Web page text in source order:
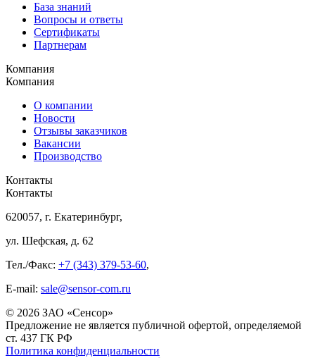
База знаний
Вопросы и ответы
Сертификаты
Партнерам
Компания
Компания
О компании
Новости
Отзывы заказчиков
Вакансии
Производство
Контакты
Контакты
620057, г. Екатеринбург,
ул. Шефская, д. 62
Тел./Факс: +7 (343) 379-53-60,
E-mail: sale@sensor-com.ru
© 2026 ЗАО «Сенсор»
Предложение не является публичной офертой, определяемой
ст. 437 ГК РФ
Политика конфиденциальности